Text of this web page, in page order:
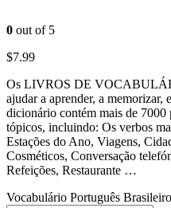
0 out of 5
$7.99
Os LIVROS DE
ajudar a aprender, a memorizar,
dicionário contém mais de 7000
tópicos, incluindo: Os verbos
Estações do Ano, Viagens,
Cosméticos, Conversação
Refeições, Restaurante …
Vocabulário Português